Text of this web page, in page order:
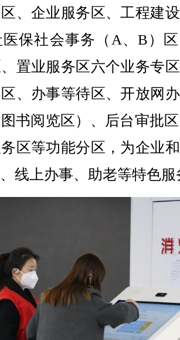
、企业服务区、工程建
保社会事务（A、B）
置业服务区六个业务专
、办事等待区、开放网
书阅览区）、后台审批
区等功能分区，为企业
线上办事、助老等特色服